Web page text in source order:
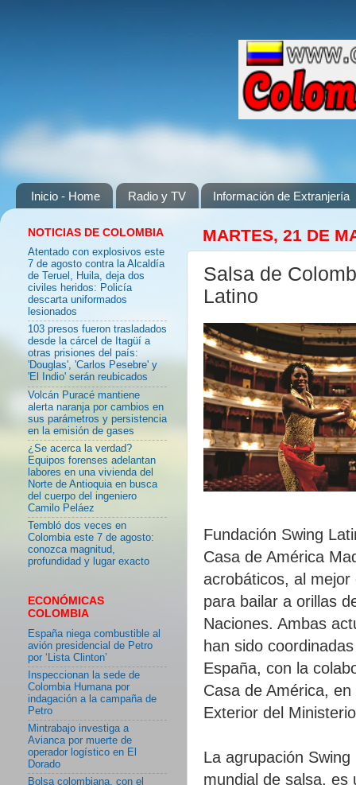
Inicio - Home Radio y TV Información de Extranjería
MARTES, 21 DE
Salsa de
Latino
Fundación Swing
Casa de América
acrobáticos, al mejor
para bailar a orillas
Naciones. Ambas
han sido
España, con la
Casa de América,
Exterior del
La agrupación
mundial de salsa, es
NOTICIAS DE COLOMBIA
Atentado con explosivos este
7 de agosto contra la Alcaldía
de Teruel, Huila, deja dos
civiles heridos: Policía
descarta uniformados
lesionados
103 presos fueron trasladados
desde la cárcel de Itagüí a
otras prisiones del país:
'Douglas', 'Carlos Pesebre' y
'El Indio' serán reubicados
Volcán Puracé mantiene
alerta naranja por cambios en
sus parámetros y persistencia
en la emisión de gases
¿Se acerca la verdad?
Equipos forenses adelantan
labores en una vivienda del
Norte de Antioquia en busca
del cuerpo del ingeniero
Camilo Peláez
Tembló dos veces en
Colombia este 7 de agosto:
conozca magnitud,
profundidad y lugar exacto
ECONÓMICAS
COLOMBIA
España niega combustible al
avión presidencial de Petro
por ‘Lista Clinton’
Inspeccionan la sede de
Colombia Humana por
indagación a la campaña de
Petro
Mintrabajo investiga a
Avianca por muerte de
operador logístico en El
Dorado
Bolsa colombiana, con el